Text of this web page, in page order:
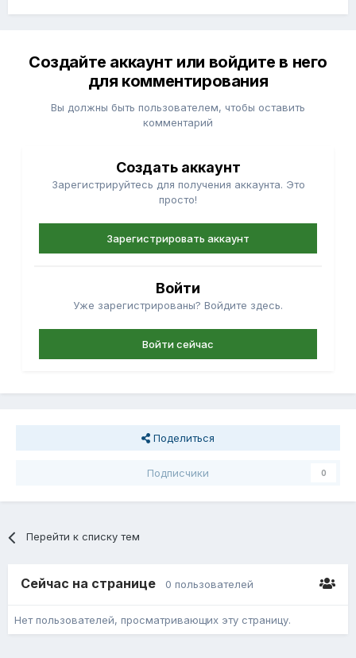
Создайте аккаунт или войдите в него
для комментирования
Вы должны быть пользователем, чтобы оставить
комментарий
Создать аккаунт
Зарегистрируйтесь для получения аккаунта. Это
просто!
Зарегистрировать аккаунт
Войти
Уже зарегистрированы? Войдите здесь.
Войти сейчас
Поделиться
Подписчики 0
Перейти к списку тем
Сейчас на странице 0 пользователей
Нет пользователей, просматривающих эту страницу.